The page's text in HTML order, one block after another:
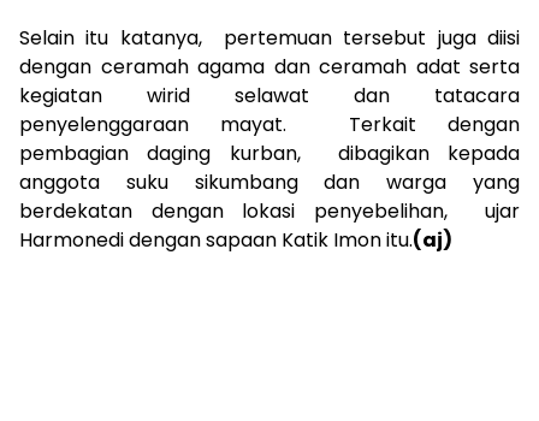
Selain itu katanya, pertemuan tersebut juga diisi
dengan ceramah agama dan ceramah adat serta
kegiatan wirid selawat dan tatacara
penyelenggaraan mayat. Terkait dengan
pembagian daging kurban, dibagikan kepada
anggota suku sikumbang dan warga yang
berdekatan dengan lokasi penyebelihan, ujar
Harmonedi dengan sapaan Katik Imon itu.(aj)